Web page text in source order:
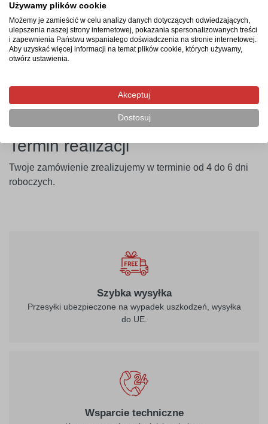
od europejskich dostawców. Dzięki temu masz pewność,
że każdy produkt spełnia najwyższe standardy jakości.
Dodatkowo, oferujemy2-letnią gwarancjęna nasze
tablice, co daje Ci pełną pewność, że wybierasz produkt
w sprawdzoną jakość, lokalną produkcję oraz solidne
Termin realizacji
Twoje zamówienie zrealizujemy w terminie od 4 do 6 dni
roboczych.
Szybka wysyłka
Przesyłki ubezpieczone na wypadek uszkodzeń, wysyłka
do UE.
Wsparcie techniczne
Używamy plików cookie
Możemy je zamieścić w celu analizy danych dotyczących odwiedzających,
ulepszenia naszej strony internetowej, pokazania spersonalizowanych treści
i zapewnienia Państwu wspaniałego doświadczenia na stronie internetowej.
Aby uzyskać więcej informacji na temat plików cookie, których używamy,
otwórz ustawienia.
Akceptuj
Dostosuj